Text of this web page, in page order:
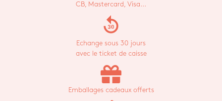
CB, Mastercard, Visa...
replay_30
Echange sous 30 jours
avec le ticket de caisse
Emballages cadeaux offerts